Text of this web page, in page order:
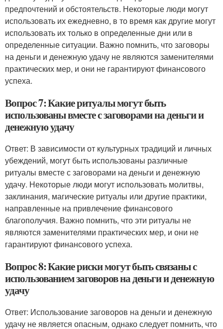
предпочтений и обстоятельств. Некоторые люди могут
использовать их ежедневно, в то время как другие могут
использовать их только в определенные дни или в
определенные ситуации. Важно помнить, что заговоры
на деньги и денежную удачу не являются заменителями
практических мер, и они не гарантируют финансового
успеха.
Вопрос 7: Какие ритуалы могут быть
использованы вместе с заговорами на деньги и
денежную удачу
Ответ: В зависимости от культурных традиций и личных
убеждений, могут быть использованы различные
ритуалы вместе с заговорами на деньги и денежную
удачу. Некоторые люди могут использовать молитвы,
заклинания, магические ритуалы или другие практики,
направленные на привлечение финансового
благополучия. Важно помнить, что эти ритуалы не
являются заменителями практических мер, и они не
гарантируют финансового успеха.
Вопрос 8: Какие риски могут быть связаны с
использованием заговоров на деньги и денежную
удачу
Ответ: Использование заговоров на деньги и денежную
удачу не является опасным, однако следует помнить, что